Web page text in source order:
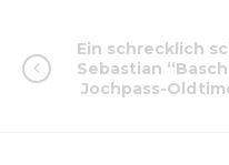
Ein schrecklich
Sebastian
Jochpass-